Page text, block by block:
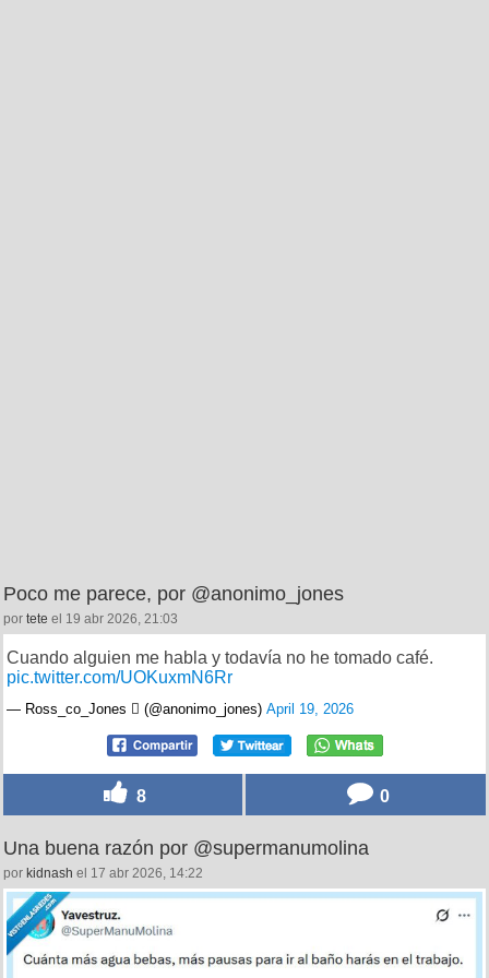
Poco me parece, por @anonimo_jones
por tete el 19 abr 2026, 21:03
Cuando alguien me habla y todavía no he tomado café.
pic.twitter.com/UOKuxmN6Rr
— Ross_co_Jones  (@anonimo_jones) April 19, 2026
8 0
Una buena razón por @supermanumolina
por kidnash el 17 abr 2026, 14:22